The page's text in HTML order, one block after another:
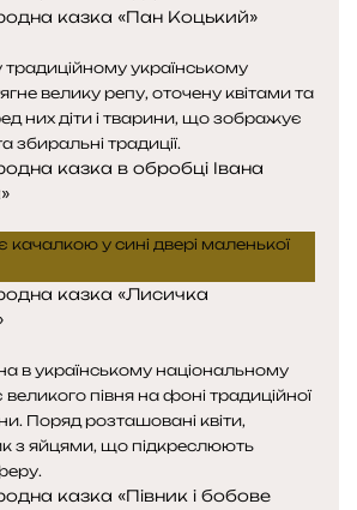
казка «Пан Коцький»
казка в обробці Івана
казка «Лисичка
казка «Півник і бобове